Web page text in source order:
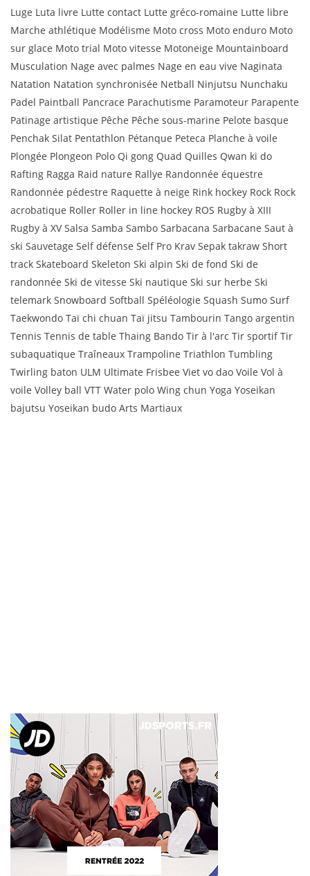
Luge Luta livre Lutte contact Lutte gréco-romaine Lutte libre
Marche athlétique Modélisme Moto cross Moto enduro Moto
sur glace Moto trial Moto vitesse Motoneige Mountainboard
Musculation Nage avec palmes Nage en eau vive Naginata
Natation Natation synchronisée Netball Ninjutsu Nunchaku
Padel Paintball Pancrace Parachutisme Paramoteur Parapente
Patinage artistique Pêche Pêche sous-marine Pelote basque
Penchak Silat Pentathlon Pétanque Peteca Planche à voile
Plongée Plongeon Polo Qi gong Quad Quilles Qwan ki do
Rafting Ragga Raid nature Rallye Randonnée équestre
Randonnée pédestre Raquette à neige Rink hockey Rock Rock
acrobatique Roller Roller in line hockey ROS Rugby à XIII
Rugby à XV Salsa Samba Sambo Sarbacana Sarbacane Saut à
ski Sauvetage Self défense Self Pro Krav Sepak takraw Short
track Skateboard Skeleton Ski alpin Ski de fond Ski de
randonnée Ski de vitesse Ski nautique Ski sur herbe Ski
telemark Snowboard Softball Spéléologie Squash Sumo Surf
Taekwondo Taï chi chuan Taï jitsu Tambourin Tango argentin
Tennis Tennis de table Thaing Bando Tir à l'arc Tir sportif Tir
subaquatique Traîneaux Trampoline Triathlon Tumbling
Twirling baton ULM Ultimate Frisbee Viet vo dao Voile Vol à
voile Volley ball VTT Water polo Wing chun Yoga Yoseikan
bajutsu Yoseikan budo Arts Martiaux